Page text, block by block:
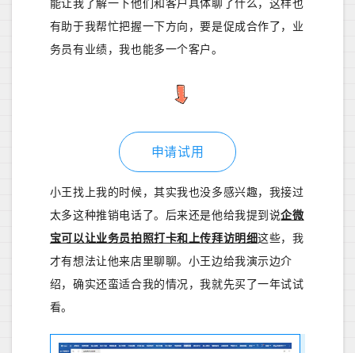
能让我了解一下他们和客户具体聊了什么，这样也
有助于我帮忙把握一下方向，要是促成合作了，业
务员有业绩，我也能多一个客户。
申请试用
小王找上我的时候，其实我也没多感兴趣，我接过
太多这种推销电话了。后来还是他给我提到说企微
宝可以让业务员拍照打卡和上传拜访明细这些，我
才有想法让他来店里聊聊。小王边给我演示边介
绍，确实还蛮适合我的情况，我就先买了一年试试
看。